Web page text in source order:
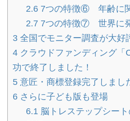
2.6 7つの特徴⑥ 年齢に
2.7 7つの特徴⑦ 世界に
3 全国でモニター調査が大好
4 クラウドファンディング「
功で終了しました！
5 意匠・商標登録完了しまし
6 さらに子ども版も登場
6.1 脳トレステップシー